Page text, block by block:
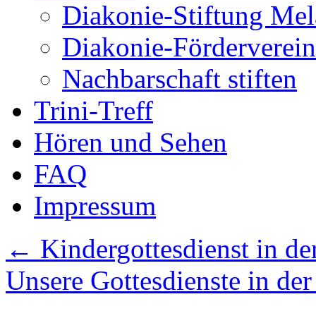
Diakonie-Stiftung
Diakonie-
Nachbarschaft stiften
Trini-Treff
Hören und Sehen
FAQ
Impressum
← Kindergottesdienst in
Unsere Gottesdienste in